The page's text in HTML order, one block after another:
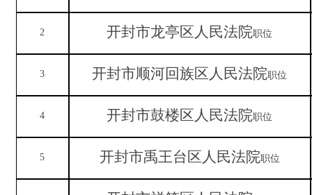
2 开封市龙亭区人民法院职位
3 开封市顺河回族区人民法院职位
4 开封市鼓楼区人民法院职位
5 开封市禹王台区人民法院职位